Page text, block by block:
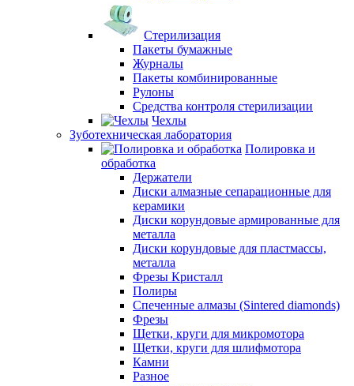
Стерилизация
Пакеты бумажные
Журналы
Пакеты комбинированные
Рулоны
Средства контроля стерилизации
Чехлы
Зуботехническая лаборатория
Полировка и
обработка
Держатели
Диски алмазные сепарационные для
керамики
Диски корундовые армированные для
металла
Диски корундовые для пластмассы,
металла
Фрезы Кристалл
Полиры
Спеченные алмазы (Sintered diamonds)
Фрезы
Щетки, круги для микромотора
Щетки, круги для шлифмотора
Камни
Разное